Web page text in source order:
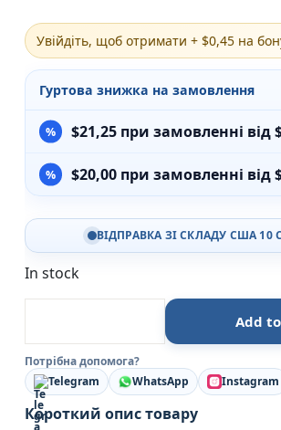
Увійдіть, щоб отримати + $0,45 на
Гуртова знижка на замовлення
$21,25 при замовленні від
$20,00 при замовленні від
ВІДПРАВКА ЗІ СКЛАДУ США 10
In stock
Позивний «Хаос». Уроки
Add
Потрібна допомога?
Telegram
WhatsApp Instagram
Короткий опис товару